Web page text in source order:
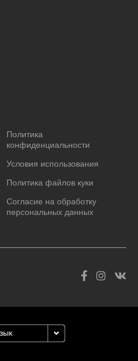
Политика
конфиденциальности
Условия использования
Политика файлов куки
Согласие на обработку
персональных данных